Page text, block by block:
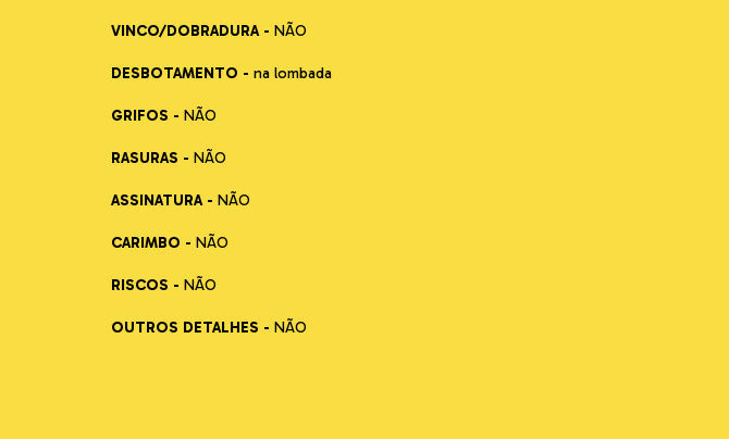
VINCO/DOBRADURA - NÃO
DESBOTAMENTO - na lombada
GRIFOS - NÃO
RASURAS - NÃO
ASSINATURA - NÃO
CARIMBO - NÃO
RISCOS - NÃO
OUTROS DETALHES - NÃO